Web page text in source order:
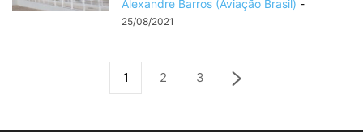
Alexandre Barros (Aviação Brasil) -
25/08/2021
1 2 3